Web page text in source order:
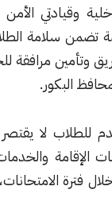
الأمن ‏الداخلي في
‏الطلاب، شملت
للحافلات التي
يقتصر على النقل
‏الأساسية
بما يخفف